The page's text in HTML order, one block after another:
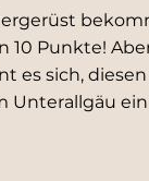
10 Punkte!
es sich,
Unterallgäu